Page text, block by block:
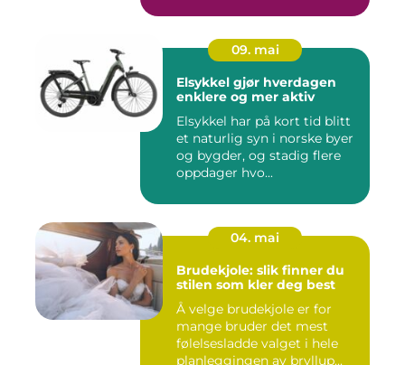
09. mai
Elsykkel gjør hverdagen
enklere og mer aktiv
Elsykkel har på kort tid blitt
et naturlig syn i norske byer
og bygder, og stadig flere
oppdager hvo...
04. mai
Brudekjole: slik finner du
stilen som kler deg best
Å velge brudekjole er for
mange bruder det mest
følelsesladde valget i hele
planleggingen av bryllup...